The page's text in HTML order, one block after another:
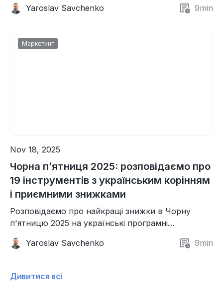
Yaroslav Savchenko
9min
Маркетинг
Nov 18, 2025
Чорна п’ятниця 2025: розповідаємо про
19 інструментів з українським корінням
і приємними знижками
Розповідаємо про найкращі знижки в Чорну
п'ятницю 2025 на українські програмні
Yaroslav Savchenko
9min
Дивитися всі